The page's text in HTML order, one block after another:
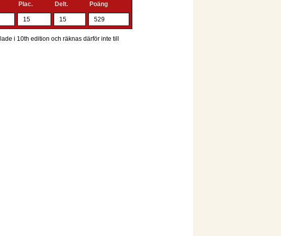
Plac. Delt. Poäng
15 15 529
i 10th edition och räknas därför inte till